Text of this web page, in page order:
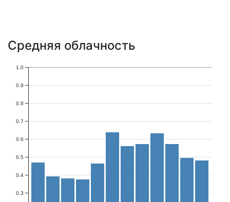
Средняя облачность
0.3
0.4
0.5
0.6
0.7
0.8
0.9
1.0